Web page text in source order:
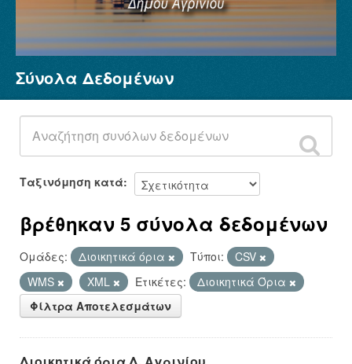
Σύνολα Δεδομένων
Φορείς
Ομάδες
Σχετικά
Σύνολα Δεδομένων
Ταξινόμηση κατά
βρέθηκαν 5 σύνολα δεδομένων
Ομάδες: Διοικητικά όρια Τύποι:
CSV
WMS
XML Ετικέτες:
Διοικητικά Όρια
Φίλτρα Αποτελεσμάτων